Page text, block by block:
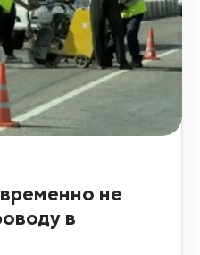
не
в